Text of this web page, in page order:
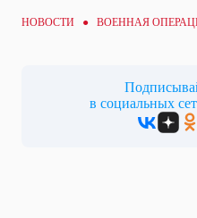
НОВОСТИ ● ВОЕННАЯ
в социальных